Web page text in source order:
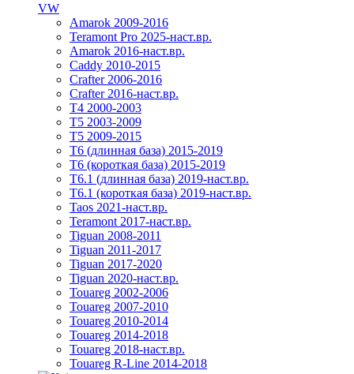
VW
Amarok 2009-2016
Teramont Pro 2025-наст.вр.
Amarok 2016-наст.вр.
Caddy 2010-2015
Crafter 2006-2016
Crafter 2016-наст.вр.
T4 2000-2003
T5 2003-2009
T5 2009-2015
T6 (длинная база) 2015-2019
Т6 (короткая база) 2015-2019
T6.1 (длинная база) 2019-наст.вр.
T6.1 (короткая база) 2019-наст.вр.
Taos 2021-наст.вр.
Teramont 2017-наст.вр.
Tiguan 2008-2011
Tiguan 2011-2017
Tiguan 2017-2020
Tiguan 2020-наст.вр.
Touareg 2002-2006
Touareg 2007-2010
Touareg 2010-2014
Touareg 2014-2018
Touareg 2018-наст.вр.
Touareg R-Line 2014-2018